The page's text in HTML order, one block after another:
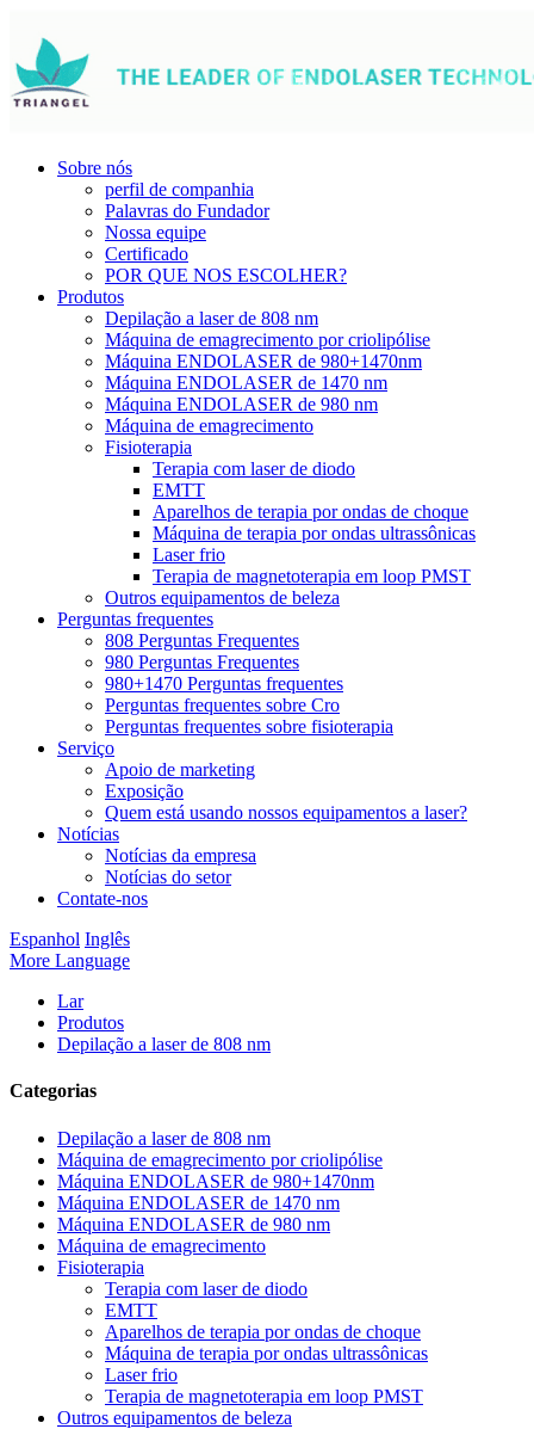
Sobre nós
perfil de companhia
Palavras do Fundador
Nossa equipe
Certificado
POR QUE NOS ESCOLHER?
Produtos
Depilação a laser de 808 nm
Máquina de emagrecimento por criolipólise
Máquina ENDOLASER de 980+1470nm
Máquina ENDOLASER de 1470 nm
Máquina ENDOLASER de 980 nm
Máquina de emagrecimento
Fisioterapia
Terapia com laser de diodo
EMTT
Aparelhos de terapia por ondas de choque
Máquina de terapia por ondas ultrassônicas
Laser frio
Terapia de magnetoterapia em loop PMST
Outros equipamentos de beleza
Perguntas frequentes
808 Perguntas Frequentes
980 Perguntas Frequentes
980+1470 Perguntas frequentes
Perguntas frequentes sobre Cro
Perguntas frequentes sobre fisioterapia
Serviço
Apoio de marketing
Exposição
Quem está usando nossos equipamentos a laser?
Notícias
Notícias da empresa
Notícias do setor
Contate-nos
Espanhol Inglês
More Language
Lar
Produtos
Depilação a laser de 808 nm
Categorias
Depilação a laser de 808 nm
Máquina de emagrecimento por criolipólise
Máquina ENDOLASER de 980+1470nm
Máquina ENDOLASER de 1470 nm
Máquina ENDOLASER de 980 nm
Máquina de emagrecimento
Fisioterapia
Terapia com laser de diodo
EMTT
Aparelhos de terapia por ondas de choque
Máquina de terapia por ondas ultrassônicas
Laser frio
Terapia de magnetoterapia em loop PMST
Outros equipamentos de beleza